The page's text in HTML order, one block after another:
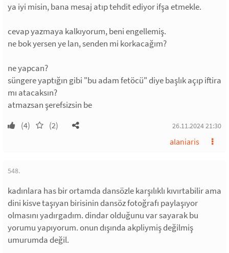
ya iyi misin, bana mesaj atıp tehdit ediyor ifşa etmekle.
cevap yazmaya kalkıyorum, beni engellemiş.
ne bok yersen ye lan, senden mi korkacağım?
ne yapcan?
süngere yaptığın gibi "bu adam fetöcü" diye başlık açıp iftira
mı atacaksın?
atmazsan şerefsizsin be
(4) (2) 26.11.2024 21:30
alaniaris
548.
kadınlara has bir ortamda dansözle karşılıklı kıvırtabilir ama
dini kisve taşıyan birisinin dansöz fotoğrafı paylaşıyor
olmasını yadırgadım. dindar olduğunu var sayarak bu
yorumu yapıyorum. onun dışında akpliymiş değilmiş
umurumda değil.